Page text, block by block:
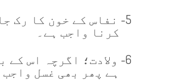
5-
نفاس کے خون کا رک
کرنا واجب ہے۔
6-
ولادت؛ اگرچہ اس
ہے پھر بھی غسل واجب